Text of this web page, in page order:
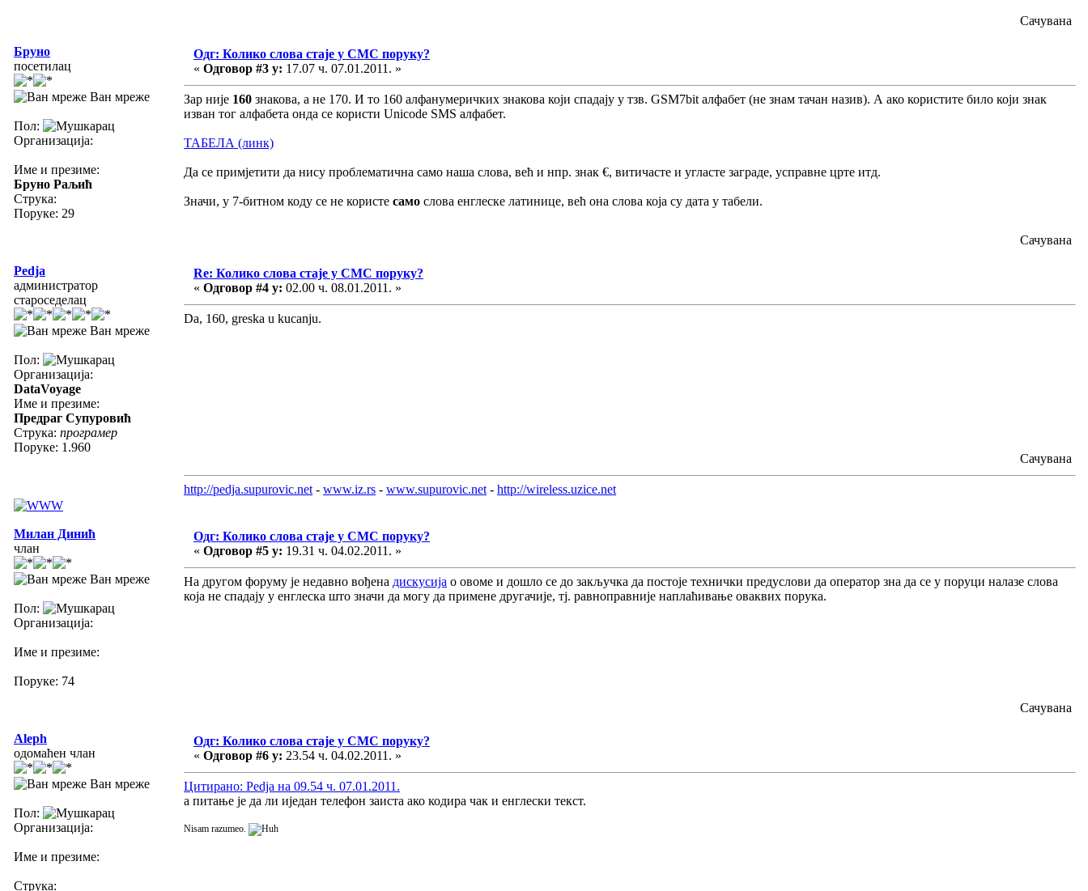
Сачувана
Бруно
посетилац
Ван мреже
Пол:
Организација:
Име и презиме:
Бруно Раљић
Струка:
Поруке: 29
Одг: Колико слова стаје у СМС поруку?
« Одговор #3 у: 17.07 ч. 07.01.2011. »
Зар није 160 знакова, а не 170. И то 160 алфанумеричких знакова који спадају у тзв. GSM7bit алфабет (не знам тачан назив). А ако користите било који знак
изван тог алфабета онда се користи Unicode SMS алфабет.
ТАБЕЛА (линк)
Да се примјетити да нису проблематична само наша слова, већ и нпр. знак €, витичасте и угласте заграде, усправне црте итд.
Значи, у 7-битном коду се не користе само слова енглеске латинице, већ она слова која су дата у табели.
Сачувана
Pedja
администратор
староседелац
Ван мреже
Пол:
Организација:
DataVoyage
Име и презиме:
Предраг Супуровић
Струка: програмер
Поруке: 1.960
Re: Колико слова стаје у СМС поруку?
« Одговор #4 у: 02.00 ч. 08.01.2011. »
Da, 160, greska u kucanju.
Сачувана
http://pedja.supurovic.net - www.iz.rs - www.supurovic.net - http://wireless.uzice.net
Милан Динић
члан
Ван мреже
Пол:
Организација:
Име и презиме:
Поруке: 74
Одг: Колико слова стаје у СМС поруку?
« Одговор #5 у: 19.31 ч. 04.02.2011. »
На другом форуму је недавно вођена дискусија о овоме и дошло се до закључка да постоје технички предуслови да оператор зна да се у поруци налазе слова
која не спадају у енглеска што значи да могу да примене другачије, тј. равноправније наплаћивање оваквих порука.
Сачувана
Aleph
одомаћен члан
Ван мреже
Пол:
Организација:
Име и презиме:
Струка:
Одг: Колико слова стаје у СМС поруку?
« Одговор #6 у: 23.54 ч. 04.02.2011. »
Цитирано: Pedja на 09.54 ч. 07.01.2011.
а питање је да ли иједан телефон заиста ако кодира чак и енглески текст.
Nisam razumeo.